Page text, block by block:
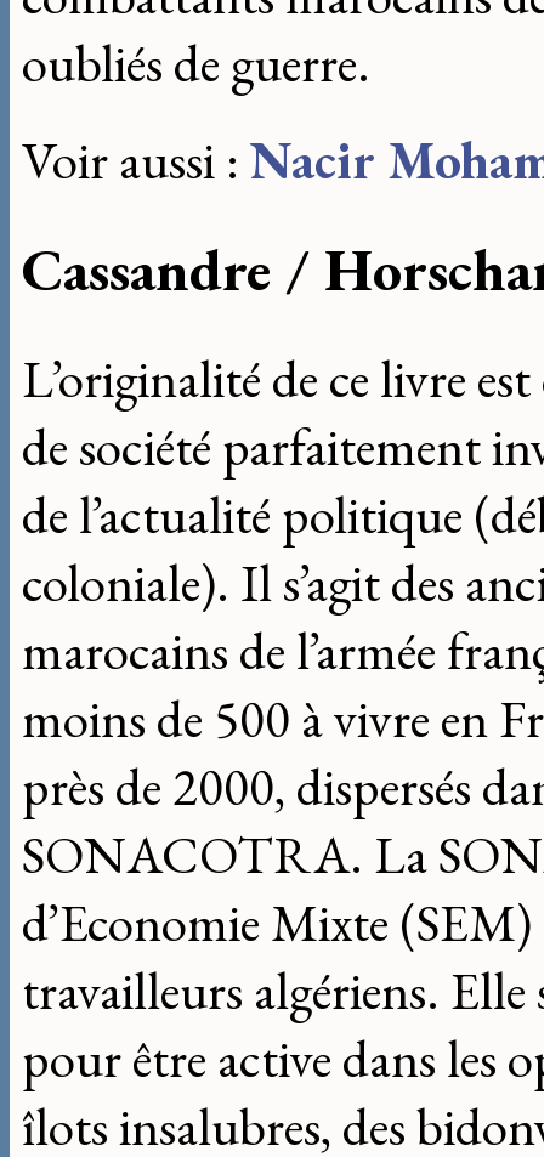
oubliés de guerre.
Voir aussi : Nacir
Cassandre /
L’originalité de ce livre
de société parfaitement
de l’actualité politique
coloniale). Il s’agit des
marocains de l’armée
moins de 500 à vivre en
près de 2000, dispersés
SONACOTRA. La
d’Economie Mixte
travailleurs algériens. Elle
pour être active dans les
îlots insalubres, des